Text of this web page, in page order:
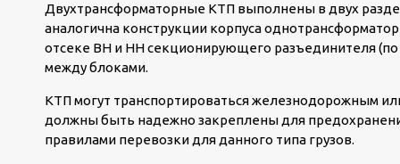
Двухтрансформаторные КТП выполнены в двух
аналогична конструкции корпуса
отсеке ВН и НН секционирующего разъединителя (по
между блоками.
КТП могут транспортироваться железнодорожным
должны быть надежно закреплены для
правилами перевозки для данного типа грузов.